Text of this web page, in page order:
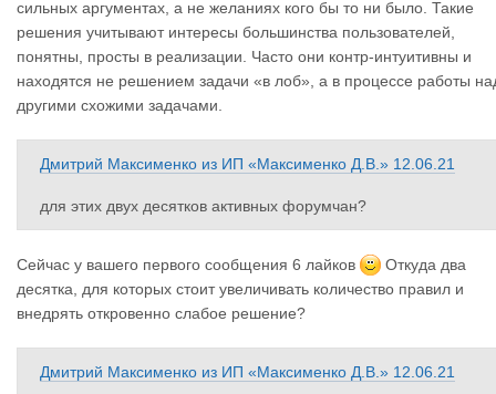
сильных аргументах, а не желаниях кого бы то ни было. Такие
решения учитывают интересы большинства пользователей,
понятны, просты в реализации. Часто они контр-интуитивны и
находятся не решением задачи «в лоб», а в процессе работы
другими схожими задачами.
Дмитрий Максименко из ИП «Максименко Д.В.» 12.06.21
для этих двух десятков активных форумчан?
Сейчас у вашего первого сообщения 6 лайков
Откуда два
десятка, для которых стоит увеличивать количество правил и
внедрять откровенно слабое решение?
Дмитрий Максименко из ИП «Максименко Д.В.» 12.06.21